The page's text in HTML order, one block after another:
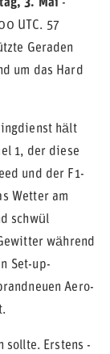
3. Mai -
UTC. 57
Geraden
um das Hard
hält
1, der diese
und der F1-
Wetter am
schwül
während
Set-up-
Aero-
sollte. Erstens -